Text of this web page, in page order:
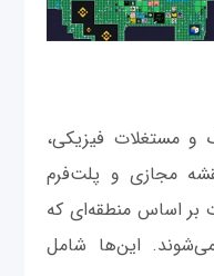
و مستغلات فیزیکی،
مجازی و پلت‌فرم
بر اساس منطقه‌ای که
می‌شوند. این‌ها شامل